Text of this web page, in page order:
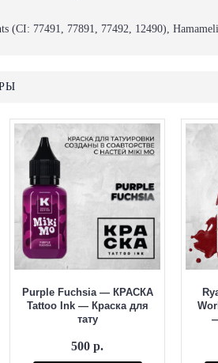
(CI: 77491, 77891, 77492, 12490),
Purple Fuchsia — КРАСКА
Tattoo Ink — Краска для
тату
500 р.